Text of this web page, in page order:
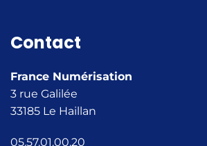
Contact
France Numérisation
3 rue Galilée
33185 Le Haillan
05.57.01.00.20